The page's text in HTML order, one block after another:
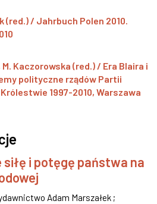
(red.) / Jahrbuch Polen 2010.
M. Kaczorowska (red.) / Era Blaira i
polityczne rządów Partii
1997-2010, Warszawa
siłę i potęgę państwa na
Adam Marszałek ;